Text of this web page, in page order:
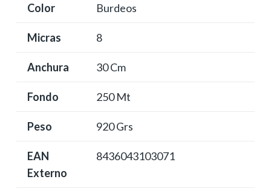
Color Burdeos
Micras 8
Anchura 30 Cm
Fondo 250 Mt
Peso 920 Grs
EAN
Externo
8436043103071